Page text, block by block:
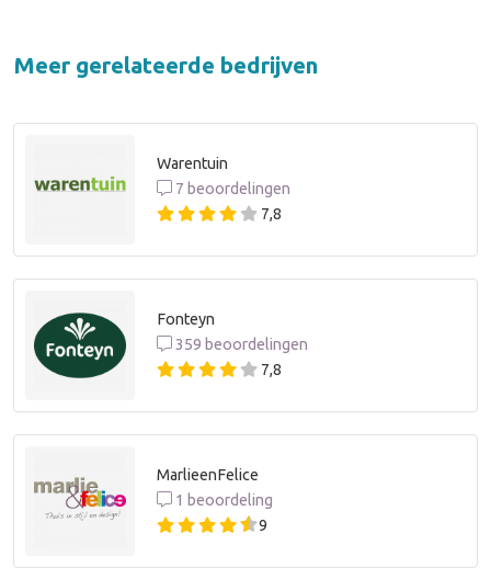
Meer gerelateerde bedrijven
Warentuin
7 beoordelingen
7,8
Fonteyn
359 beoordelingen
7,8
MarlieenFelice
1 beoordeling
9